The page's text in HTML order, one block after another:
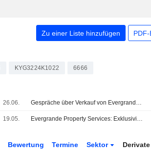
Zu einer Liste hinzufügen
KYG3224K1022 6666
26.06. Gespräche über Verkauf von Evergrande Property scheitern; Aktie fällt um 4%
19.05. Evergrande Property Services: Exklusivitätsfrist für potenzielle Transaktion ohne Verlängerung abgelaufen
Bewertung Termine Sektor Derivate